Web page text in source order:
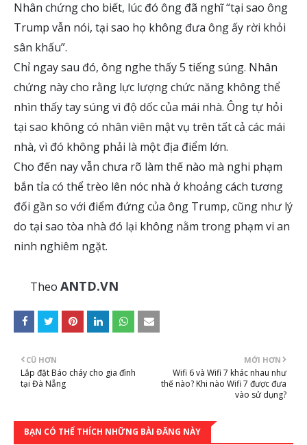
Nhân chứng cho biết, lúc đó ông đã nghĩ “tại sao ông
Trump vẫn nói, tại sao họ không đưa ông ấy rời khỏi
sân khấu”.
Chỉ ngay sau đó, ông nghe thấy 5 tiếng súng. Nhân
chứng này cho rằng lực lượng chức năng không thể
nhìn thấy tay súng vì độ dốc của mái nhà. Ông tự hỏi
tại sao không có nhân viên mật vụ trên tất cả các mái
nhà, vì đó không phải là một địa điểm lớn.
Cho đến nay vẫn chưa rõ làm thế nào mà nghi phạm
bắn tỉa có thể trèo lên nóc nhà ở khoảng cách tương
đối gần so với điểm đứng của ông Trump, cũng như lý
do tại sao tòa nhà đó lại không nằm trong phạm vi an
ninh nghiêm ngặt.
Theo ANTD.VN
MỚI HƠN
Wifi 6 và Wifi 7 khác nhau như
thế nào? Khi nào Wifi 7 được đưa
vào sử dụng?
CŨ HƠN
Lắp đặt Báo cháy cho gia đình
tại Đà Nẵng
BẠN CÓ THỂ THÍCH NHỮNG BÀI ĐĂNG NÀY